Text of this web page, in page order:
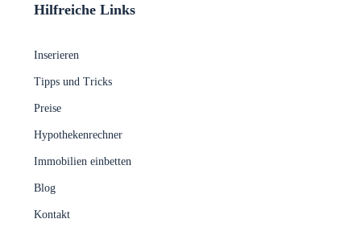
Hilfreiche Links
Inserieren
Tipps und Tricks
Preise
Hypothekenrechner
Immobilien einbetten
Blog
Kontakt